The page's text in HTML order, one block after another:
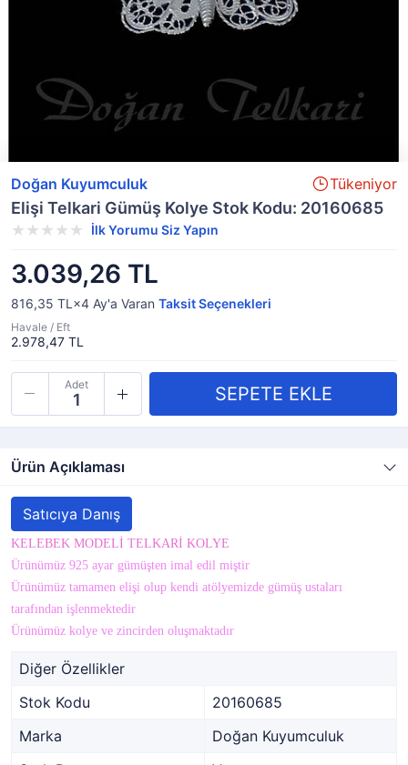
Doğan Kuyumculuk Tükeniyor
Elişi Telkari Gümüş Kolye Stok Kodu: 20160685
İlk Yorumu Siz Yapın
3.039,26 TL
816,35 TL×4 Ay'a Varan Taksit Seçenekleri
Havale / Eft
2.978,47 TL
Adet
Ürün Açıklaması
Satıcıya Danış
KELEBEK MODELİ TELKARİ KOLYE
Ürünümüz 925 ayar gümüşten imal edil miştir
Ürünümüz tamamen elişi olup kendi atölyemizde gümüş ustaları
tarafından işlenmektedir
Ürünümüz kolye ve zincirden oluşmaktadır
Diğer Özellikler
Stok Kodu
20160685
Marka
Doğan Kuyumculuk